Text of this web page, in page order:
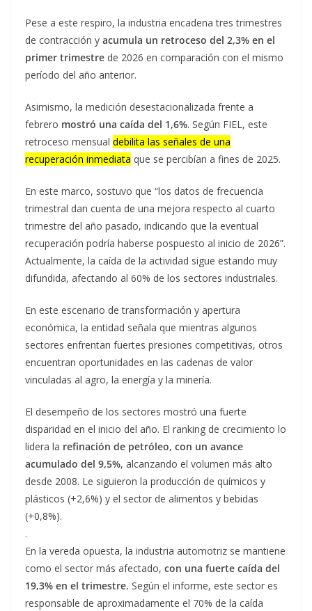
Pese a este respiro, la industria encadena tres trimestres
de contracción y acumula un retroceso del 2,3% en el
primer trimestre de 2026 en comparación con el mismo
período del año anterior.
Asimismo, la medición desestacionalizada frente a
febrero mostró una caída del 1,6%. Según FIEL, este
retroceso mensual debilita las señales de una
recuperación inmediata que se percibían a fines de 2025.
En este marco, sostuvo que “los datos de frecuencia
trimestral dan cuenta de una mejora respecto al cuarto
trimestre del año pasado, indicando que la eventual
recuperación podría haberse pospuesto al inicio de 2026”.
Actualmente, la caída de la actividad sigue estando muy
difundida, afectando al 60% de los sectores industriales.
En este escenario de transformación y apertura
económica, la entidad señala que mientras algunos
sectores enfrentan fuertes presiones competitivas, otros
encuentran oportunidades en las cadenas de valor
vinculadas al agro, la energía y la minería.
El desempeño de los sectores mostró una fuerte
disparidad en el inicio del año. El ranking de crecimiento lo
lidera la refinación de petróleo, con un avance
acumulado del 9,5%, alcanzando el volumen más alto
desde 2008. Le siguieron la producción de químicos y
plásticos (+2,6%) y el sector de alimentos y bebidas
(+0,8%).
.
En la vereda opuesta, la industria automotriz se mantiene
como el sector más afectado, con una fuerte caída del
19,3% en el trimestre. Según el informe, este sector es
responsable de aproximadamente el 70% de la caída